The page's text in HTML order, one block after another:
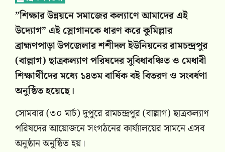
‎”শিক্ষার উন্নয়নে সমাজের কল্যাণে আমাদের এই
উদ্যোগ” এই স্লোগানকে ধারণ করে কুমিল্লার
ব্রাহ্মণপাড়া উপজেলার শশীদল ইউনিয়নের রামচন্দ্রপুর
(বাল্লাগ) ছাত্রকল্যাণ পরিষদের সুবিধাবঞ্চিত ও মেধাবী
শিক্ষার্থীদের মধ্যে ১৪তম বার্ষিক বই বিতরণ ও সংবর্ধণা
অনুষ্ঠিত হয়েছে।
সোমবার (৩০ মার্চ) দুপুরে রামচন্দ্রপুর (বাল্লাগ) ছাত্রকল্যাণ
পরিষদের আয়োজনে সংগঠনের কার্য্যালয়ের সামনে এসব
অনুষ্ঠান অনুষ্ঠিত হয়।